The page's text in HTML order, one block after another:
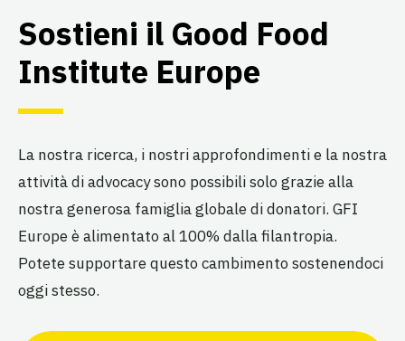
Sostieni il Good Food
Institute Europe
La nostra ricerca, i nostri approfondimenti e la nostra
attività di advocacy sono possibili solo grazie alla
nostra generosa famiglia globale di donatori. GFI
Europe è alimentato al 100% dalla filantropia.
Potete supportare questo cambimento sostenendoci
oggi stesso.